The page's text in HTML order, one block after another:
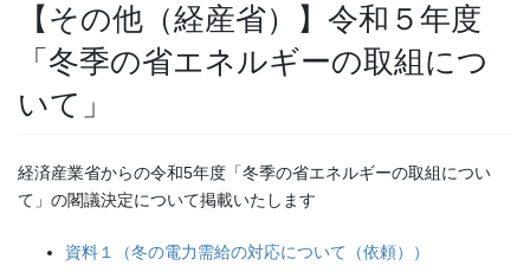
【その他（経産省）】令和５年度
「冬季の省エネルギーの取組につ
いて」
経済産業省からの令和5年度「冬季の省エネルギーの取組につい
て」の閣議決定について掲載いたします
資料１（冬の電力需給の対応について（依頼））